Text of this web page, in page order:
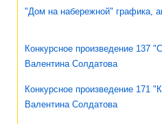
"Дом на набережной" графика,
Конкурсное произведение 137
Валентина Солдатова
Конкурсное произведение 171
Валентина Солдатова